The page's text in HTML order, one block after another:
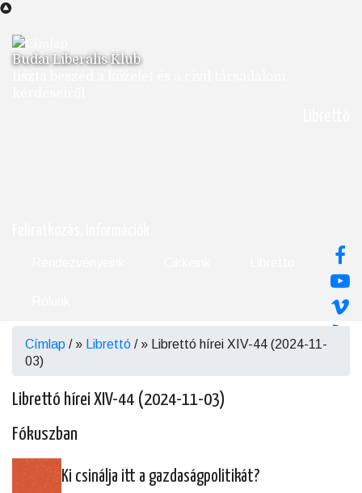
Ugrás
tartalomra
Budai Liberális Klub
Morzsa
Címlap / Librettó /
Librettó hírei XIV-44 (2024-11-
03)
Librettó hírei XIV-44 (2024-11-03)
Fókuszban
Ki csinálja itt a gazdaságpolitikát?